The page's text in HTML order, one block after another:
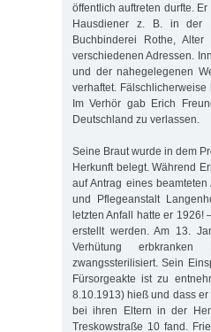
öffentlich auftreten durfte.
Hausdiener z. B. in der
Buchbinderei Rothe,
verschiedenen Adressen.
und der nahegelegenen
verhaftet.
Im Verhör gab Erich
Deutschland zu verlassen.
Seine Braut wurde in dem
Herkunft belegt. Während
auf Antrag eines
und Pflegeanstalt
letzten Anfall hatte er 1926!
erstellt werden. Am 13.
Verhütung erbkranken
zwangssterilisiert. Sein
Fürsorgeakte ist zu
8.10.1913) hieß und dass
bei ihren Eltern in der
Treskowstraße 10 fand.